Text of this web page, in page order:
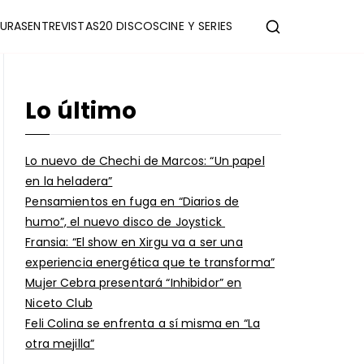
ENTREVISTAS20 DISCOSCINE Y SERIES
Lo último
Lo nuevo de Chechi de Marcos: “Un papel
en la heladera”
Pensamientos en fuga en “Diarios de
humo”, el nuevo disco de Joystick
Fransia: “El show en Xirgu va a ser una
experiencia energética que te transforma”
Mujer Cebra presentará “Inhibidor” en
Niceto Club
Feli Colina se enfrenta a sí misma en “La
otra mejilla”